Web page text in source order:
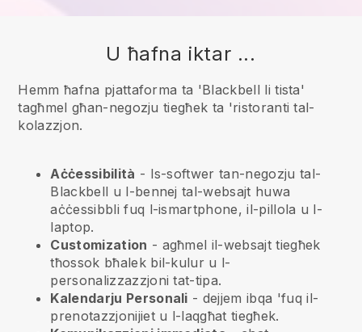
U ħafna iktar ...
Hemm ħafna pjattaforma ta 'Blackbell li tista'
tagħmel għan-negozju tiegħek ta 'ristoranti tal-
kolazzjon.
Aċċessibilità - Is-softwer tan-negozju tal-
Blackbell u l-bennej tal-websajt huwa
aċċessibbli fuq l-ismartphone, il-pillola u l-
laptop.
Customization - agħmel il-websajt tiegħek
tħossok bħalek bil-kulur u l-
personalizzazzjoni tat-tipa.
Kalendarju Personali - dejjem ibqa 'fuq il-
prenotazzjonijiet u l-laqgħat tiegħek.